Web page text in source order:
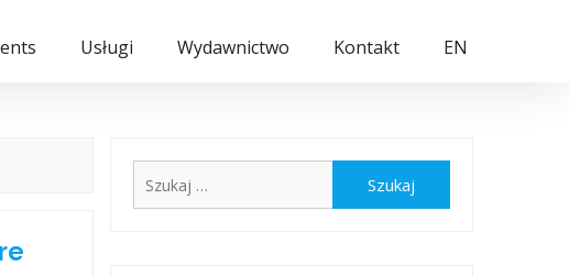
Usługi Wydawnictwo Kontakt EN